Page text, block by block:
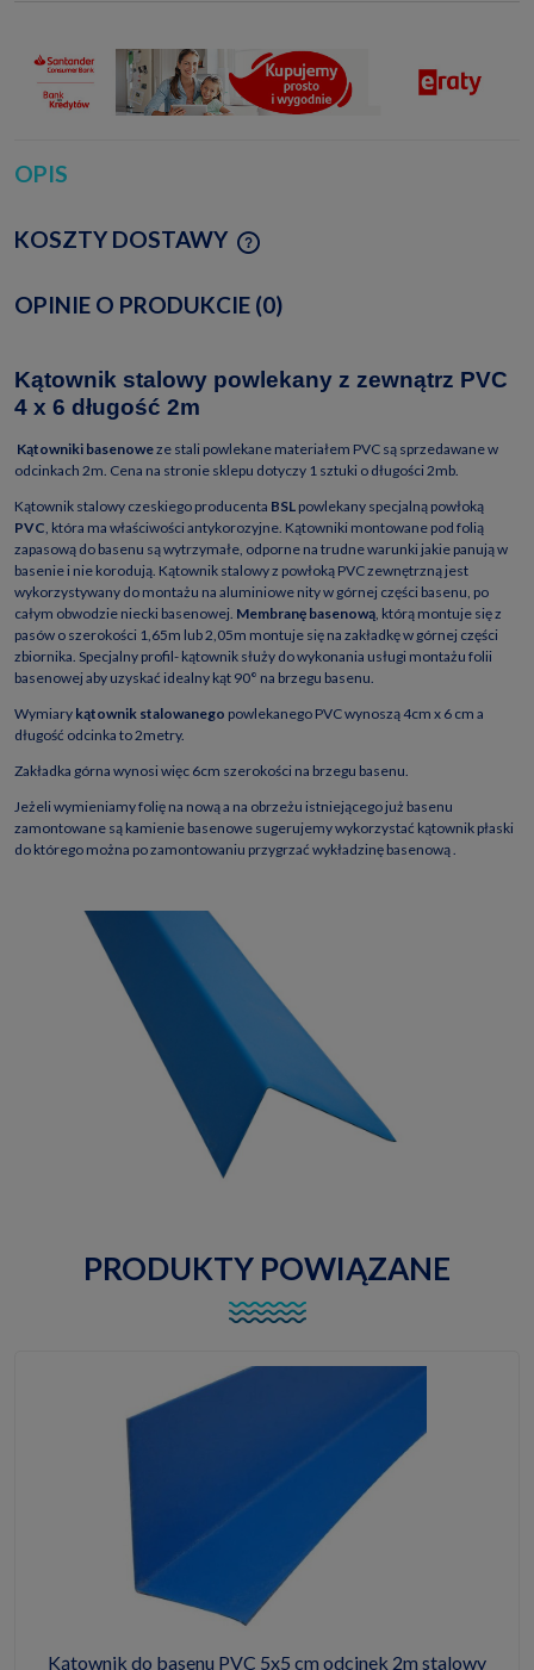
OPIS
KOSZTY DOSTAWY
CENA NIE ZAWIERA EWENTUALNYCH KOSZTÓW
OPINIE O PRODUKCIE (0)
Kątownik stalowy powlekany z zewnątrz PVC
4 x 6 długość 2m
Kątowniki basenoweze stali powlekane materiałem PVC są sprzedawane w
odcinkach 2m. Cena na stronie sklepu dotyczy 1 sztuki o długości 2mb.
Kątownik stalowy czeskiego producenta BSL powlekany specjalną powłoką
PVC, która ma właściwości antykorozyjne. Kątowniki montowane pod folią
zapasową do basenu są wytrzymałe, odporne na trudne warunki jakie panują w
basenie i nie korodują. Kątownik stalowy z powłoką PVC zewnętrzną jest
wykorzystywany do montażu na aluminiowe nity w górnej części basenu, po
całym obwodzie niecki basenowej. Membranę basenową, którą montuje się z
pasów o szerokości 1,65m lub 2,05m montuje się na zakładkę w górnej części
zbiornika. Specjalny profil- kątownik służy do wykonania usługi montażu folii
basenowej aby uzyskać idealny kąt 90° na brzegu basenu.
Wymiary kątownik stalowanego powlekanego PVC wynoszą 4cm x 6 cm a
długość odcinka to 2metry.
Zakładka górna wynosi więc 6cm szerokości na brzegu basenu.
Jeżeli wymieniamy folię na nową a na obrzeżu istniejącego już basenu
zamontowane są kamienie basenowe sugerujemy wykorzystać kątownik płaski
do którego można po zamontowaniu przygrzać wykładzinę basenową .
PRODUKTY POWIĄZANE
Kątownik do basenu PVC 5x5 cm odcinek 2m stalowy